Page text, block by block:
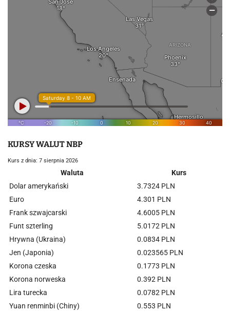
KURSY WALUT NBP
Kurs z dnia: 7 sierpnia 2026
Waluta
Kurs
Dolar amerykański
3.7324 PLN
Euro
4.301 PLN
Frank szwajcarski
4.6005 PLN
Funt szterling
5.0172 PLN
Hrywna (Ukraina)
0.0834 PLN
Jen (Japonia)
0.023565 PLN
Korona czeska
0.1773 PLN
Korona norweska
0.392 PLN
Lira turecka
0.0782 PLN
Yuan renminbi (Chiny)
0.553 PLN